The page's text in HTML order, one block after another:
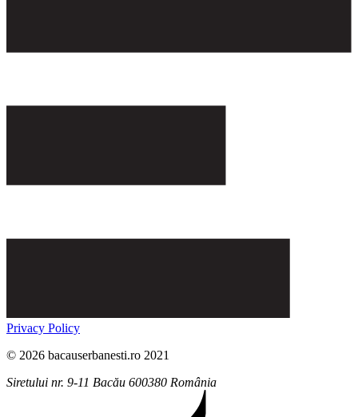
Privacy Policy
© 2026 bacauserbanesti.ro 2021
Siretului nr. 9-11 Bacău 600380 România